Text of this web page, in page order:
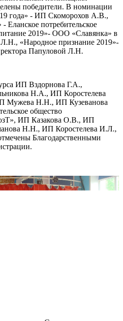
победители. В номинации
года» - ИП Скоморохов А.В.,
Еланское потребительское
2019»- ООО «Славянка» в
«Народное признание 2019»-
Папуловой Л.Н.
ИП Вздорнова Г.А.,
Н.А., ИП Коростелева
Н.Н., ИП Кузеванова
общество
ИП Казакова О.В., ИП
Н.Н., ИП Коростелева И.Л.,
Благодарственными